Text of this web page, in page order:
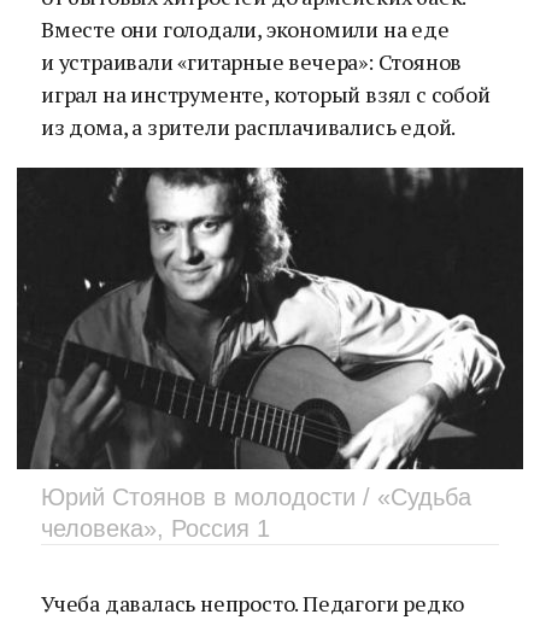
Вместе они голодали, экономили на еде
и устраивали «гитарные вечера»: Стоянов
играл на инструменте, который взял с собой
из дома, а зрители расплачивались едой.
Юрий Стоянов в молодости / «Судьба
человека», Россия 1
Учеба давалась непросто. Педагоги редко